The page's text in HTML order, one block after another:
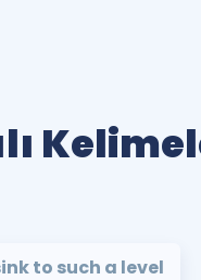
to such a level